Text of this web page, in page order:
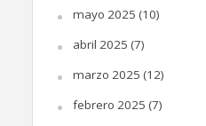
mayo 2025 (10)
abril 2025 (7)
marzo 2025 (12)
febrero 2025 (7)